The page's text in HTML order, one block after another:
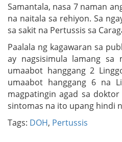
Samantala, nasa 7 naman
na naitala sa rehiyon. Sa
sa sakit na Pertussis sa
Paalala ng kagawaran sa
ay nagsisimula lamang
umaabot hanggang 2
umaabot hanggang 6 na
magpatingin agad sa
sintomas na ito upang hindi
Tags: DOH, Pertussis